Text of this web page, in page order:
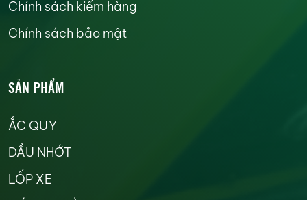
Chính sách kiểm hàng
Chính sách bảo mật
SẢN PHẨM
ẮC QUY
DẦU NHỚT
LỐP XE